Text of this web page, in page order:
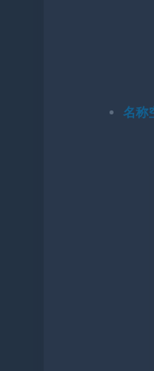
名称